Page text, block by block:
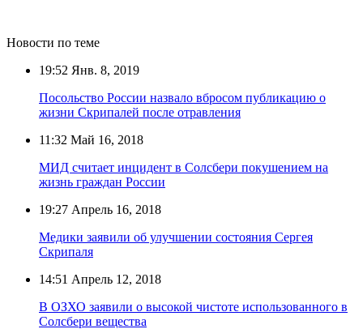
Новости по теме
19:52 Янв. 8, 2019
Посольство России назвало вбросом публикацию о
жизни Скрипалей после отравления
11:32 Май 16, 2018
МИД считает инцидент в Солсбери покушением на
жизнь граждан России
19:27 Апрель 16, 2018
Медики заявили об улучшении состояния Сергея
Скрипаля
14:51 Апрель 12, 2018
В ОЗХО заявили о высокой чистоте использованного в
Солсбери вещества